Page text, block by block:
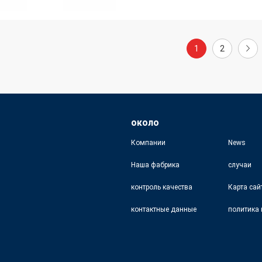
1 2
около
Компании
Наша фабрика
контроль качества
контактные данные
News
случаи
Карта